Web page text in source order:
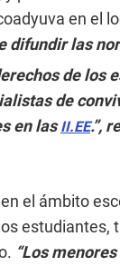
en el
difundir las
de los
de
en lasII.EE.”,
el ámbito
estudiantes,
“Los